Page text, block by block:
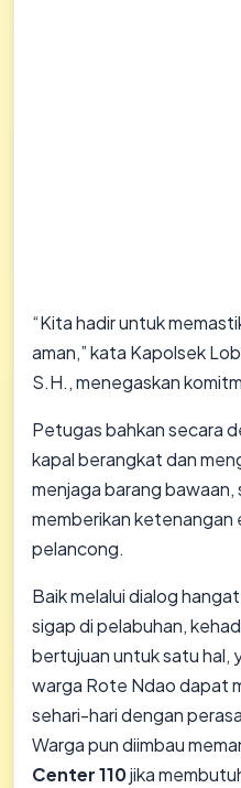
“Kita hadir untuk
aman,” kata Kapolsek
S.H., menegaskan
Petugas bahkan secara
kapal berangkat dan
menjaga barang bawaan,
memberikan ketenangan
pelancong.
Baik melalui dialog
sigap di pelabuhan,
bertujuan untuk satu hal,
warga Rote Ndao dapat
sehari-hari dengan
Warga pun diimbau
Center 110jika